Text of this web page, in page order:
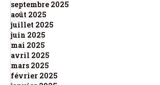
septembre 2025
août 2025
juillet 2025
juin 2025
mai 2025
avril 2025
mars 2025
février 2025